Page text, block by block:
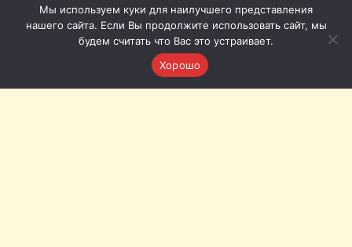
Мы используем куки для наилучшего представления
нашего сайта. Если Вы продолжите использовать сайт, мы
будем считать что Вас это устраивает.
Хорошо